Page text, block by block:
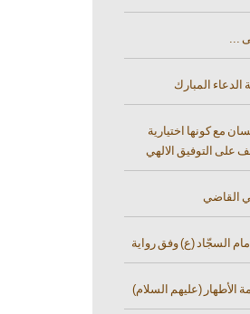
...
الدعاء المبارك
مع كونها اختيارية
على التوفيق الالهي
القاضي
السجّاد (ع) وفق رواية
الأطهار (عليهم السلام)